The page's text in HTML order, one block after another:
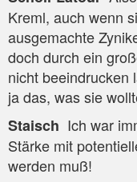
Kreml, auch wenn
aus­ge­mach­te
doch durch ein
nicht
ja das, was sie
Sta­isch Ich war
Stär­ke mit
wer­den muß!